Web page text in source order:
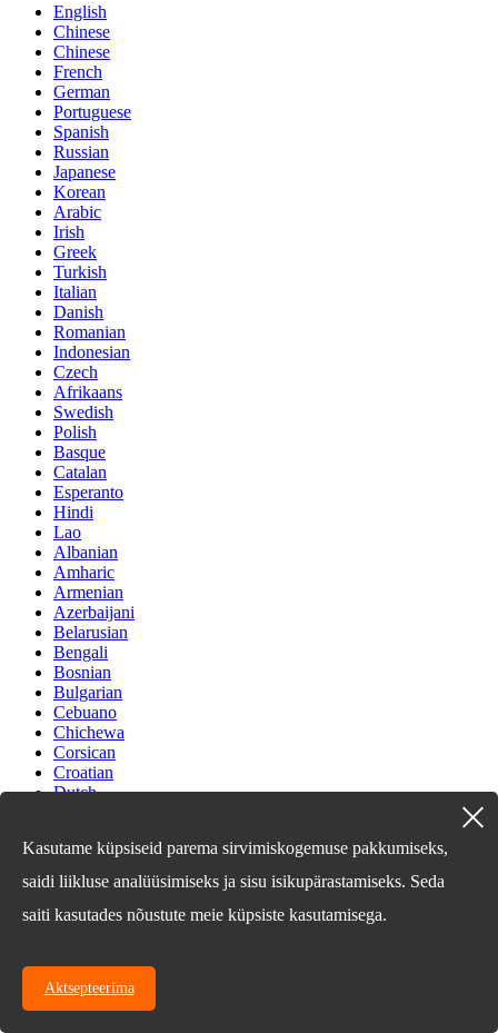
English
Chinese
Chinese
French
German
Portuguese
Spanish
Russian
Japanese
Korean
Arabic
Irish
Greek
Turkish
Italian
Danish
Romanian
Indonesian
Czech
Afrikaans
Swedish
Polish
Basque
Catalan
Esperanto
Hindi
Lao
Albanian
Amharic
Armenian
Azerbaijani
Belarusian
Bengali
Bosnian
Bulgarian
Cebuano
Chichewa
Corsican
Croatian
Dutch
Finnish
Frisian
Galician
Georgian
Hausa
Hawaiian
Hebrew
Kasutame küpsiseid parema sirvimiskogemuse pakkumiseks,
saidi liikluse analüüsimiseks ja sisu isikupärastamiseks. Seda
saiti kasutades nõustute meie küpsiste kasutamisega.
Aktsepteerima